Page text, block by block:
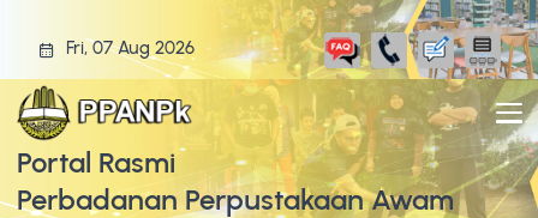
Fri, 07 Aug 2026
Portal Rasmi
Perbadanan Perpustakaan Awam